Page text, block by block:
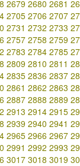
2679 2680 2681
2705 2706 2707
2731 2732 2733
2757 2758 2759
2783 2784 2785
2809 2810 2811
2835 2836 2837
2861 2862 2863
2887 2888 2889
2913 2914 2915
2939 2940 2941
2965 2966 2967
2991 2992 2993
3017 3018 3019